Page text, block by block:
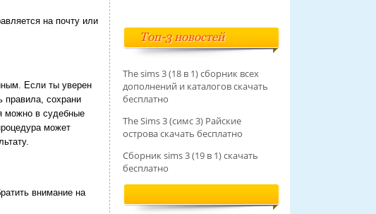
на почту или
Если ты уверен
правила, сохрани
можно в судебные
может
внимание на
Топ-3 новостей
The sims 3 (18 в 1) сборник всех
дополнений и каталогов скачать
бесплатно
The Sims 3 (симс 3) Райские
острова скачать бесплатно
Сборник sims 3 (19 в 1) скачать
бесплатно